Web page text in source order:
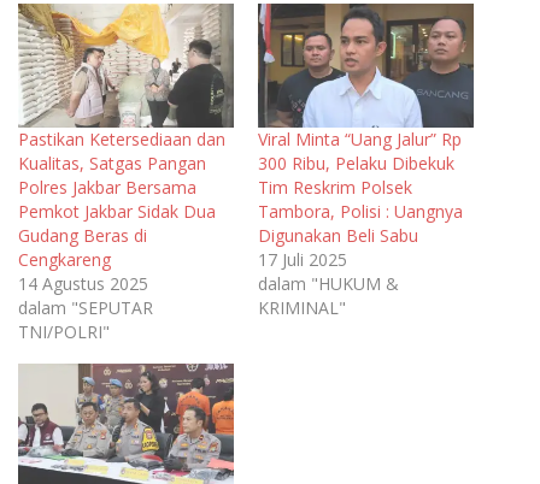
Pastikan Ketersediaan dan
Kualitas, Satgas Pangan
Polres Jakbar Bersama
Pemkot Jakbar Sidak Dua
Gudang Beras di
Cengkareng
14 Agustus 2025
dalam "SEPUTAR
TNI/POLRI"
Viral Minta “Uang Jalur” Rp
300 Ribu, Pelaku Dibekuk
Tim Reskrim Polsek
Tambora, Polisi : Uangnya
Digunakan Beli Sabu
17 Juli 2025
dalam "HUKUM &
KRIMINAL"